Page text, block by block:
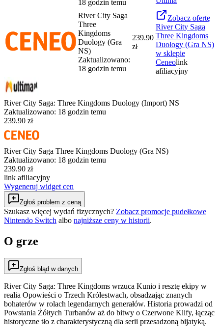
18 godzin temu
River City Saga
Three
Kingdoms
Duology (Gra
NS)
Zaktualizowano:
18 godzin temu
239.90
zł
Zobacz ofertę
River City Saga
Three Kingdoms
Duology (Gra NS)
w sklepie
Ceneolink
afiliacyjny
River City Saga: Three Kingdoms Duology (Import) NS
Zaktualizowano: 18 godzin temu
239.90 zł
River City Saga Three Kingdoms Duology (Gra NS)
Zaktualizowano: 18 godzin temu
239.90 zł
link afiliacyjny
Wygeneruj widget cen
Zgłoś problem z ceną
Szukasz więcej wydań fizycznych? Zobacz promocje pudełkowe
Nintendo Switch albo najniższe ceny w historii.
O grze
Zgłoś błąd w danych
River City Saga: Three Kingdoms wrzuca Kunio i resztę ekipy w
realia Opowieści o Trzech Królestwach, obsadzając znanych
bohaterów w rolach legendarnych generałów. Historia prowadzi od
Powstania Żółtych Turbanów aż do bitwy o Czerwone Klify, łącząc
historyczne tło z charakterystyczną dla serii przesadzoną bijatyką.